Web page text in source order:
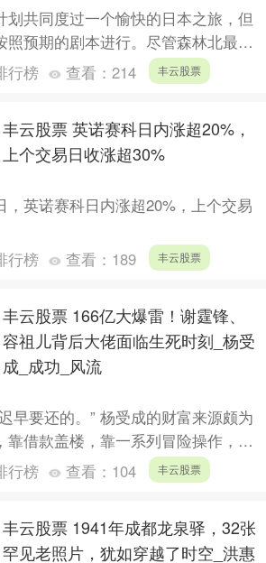
划共同度过一个愉快的日本之旅，但
照预期的剧本进行。尽管森林北最初
原本应该与汪峰一起享受浪漫时光，
行榜 查看： 214 丰云股票
丰云股票 英诺赛科日内涨超20%，
上个交易日收涨超30%
，英诺赛科日内涨超20%，上个交易
行榜 查看： 189 丰云股票
丰云股票 166亿大爆雷！谢霆锋、
容祖儿背后大佬面临生死时刻_杨受
成_成功_风流
早要还的。” 杨受成的财富来源颇为
借款盖楼，靠一系列冒险操作，成
桶金。 他的商业帝国横跨钟表、珠
行榜 查看： 104 丰云股票
丰云股票 1941年成都龙泉驿，32张
罕见老照片，犹如穿越了时空_洪惠